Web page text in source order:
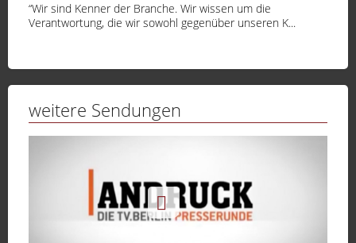
“Wir sind Kenner der Branche. Wir wissen um die
Verantwortung, die wir sowohl gegenüber unseren K...
weitere Sendungen